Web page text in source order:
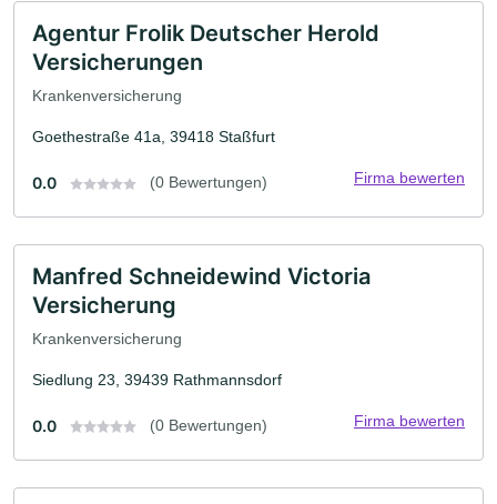
Agentur Frolik Deutscher Herold
Versicherungen
Krankenversicherung
Goethestraße 41a, 39418 Staßfurt
0.0 (0 Bewertungen) Firma bewerten
Manfred Schneidewind Victoria
Versicherung
Krankenversicherung
Siedlung 23, 39439 Rathmannsdorf
0.0 (0 Bewertungen) Firma bewerten